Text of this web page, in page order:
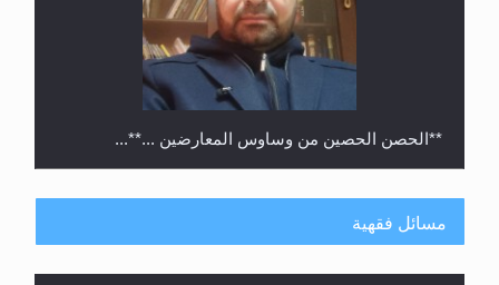
**الحصن الحصين من وساوس المعارضين ...**...
مسائل فقهية